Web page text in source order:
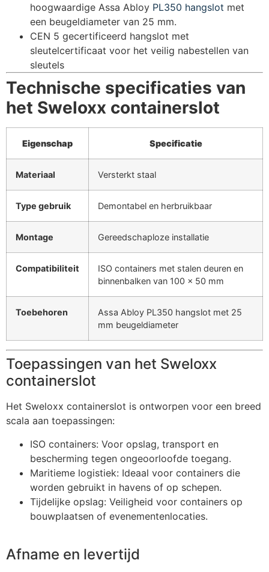
hoogwaardige Assa Abloy PL350 hangslot met
een beugeldiameter van 25 mm.
CEN 5 gecertificeerd hangslot met
sleutelcertificaat voor het veilig nabestellen van
sleutels
Technische specificaties van
het Sweloxx containerslot
Eigenschap Specificatie
Materiaal Versterkt staal
Type gebruik Demontabel en herbruikbaar
Montage Gereedschaploze installatie
Compatibiliteit
ISO containers met stalen deuren en
binnenbalken van 100 x 50 mm
Toebehoren
Assa Abloy PL350 hangslot met 25
mm beugeldiameter
Toepassingen van het Sweloxx
containerslot
Het Sweloxx containerslot is ontworpen voor een breed
scala aan toepassingen:
ISO containers: Voor opslag, transport en
bescherming tegen ongeoorloofde toegang.
Maritieme logistiek: Ideaal voor containers die
worden gebruikt in havens of op schepen.
Tijdelijke opslag: Veiligheid voor containers op
bouwplaatsen of evenementenlocaties.
Afname en levertijd